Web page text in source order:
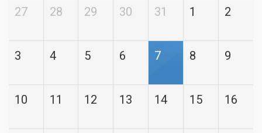
27 28 29 30 31 1 2
3 4 5 6 7 8 9
10 11 12 13 14 15 16